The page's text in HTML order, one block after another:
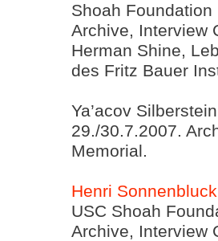
Shoah
Archive, Interview
Herman Shine,
des Fritz Bauer
Ya’acov
29./30.7.2007.
Memorial.
Henri Sonnenbluck
USC Shoah
Archive, Interview